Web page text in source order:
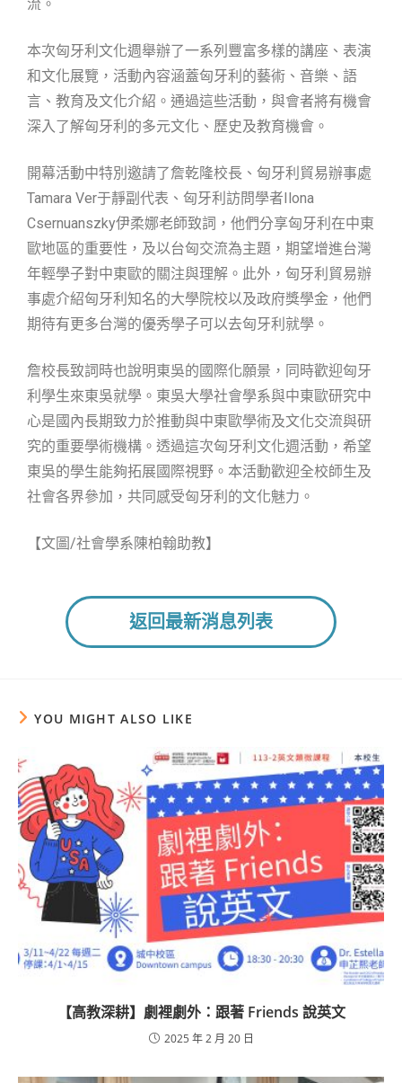
流。
本次匈牙利文化週舉辦了一系列豐富多樣的講座、表演
和文化展覽，活動內容涵蓋匈牙利的藝術、音樂、語
言、教育及文化介紹。通過這些活動，與會者將有機會
深入了解匈牙利的多元文化、歷史及教育機會。
開幕活動中特別邀請了詹乾隆校長、匈牙利貿易辦事處
Tamara Ver于靜副代表、匈牙利訪問學者Ilona
Csernuanszky伊柔娜老師致詞，他們分享匈牙利在中東
歐地區的重要性，及以台匈交流為主題，期望增進台灣
年輕學子對中東歐的關注與理解。此外，匈牙利貿易辦
事處介紹匈牙利知名的大學院校以及政府獎學金，他們
期待有更多台灣的優秀學子可以去匈牙利就學。
詹校長致詞時也說明東吳的國際化願景，同時歡迎匈牙
利學生來東吳就學。東吳大學社會學系與中東歐研究中
心是國內長期致力於推動與中東歐學術及文化交流與研
究的重要學術機構。透過這次匈牙利文化週活動，希望
東吳的學生能夠拓展國際視野。本活動歡迎全校師生及
社會各界參加，共同感受匈牙利的文化魅力。
【文圖/社會學系陳柏翰助教】
返回最新消息列表
YOU MIGHT ALSO LIKE
【高教深耕】劇裡劇外：跟著 Friends 說英文
2025 年 2 月 20 日